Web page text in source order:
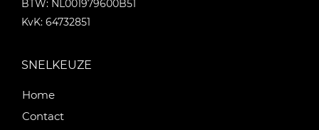
BTW: NL001979600B51
KvK: 64732851
SNELKEUZE
Home
Contact